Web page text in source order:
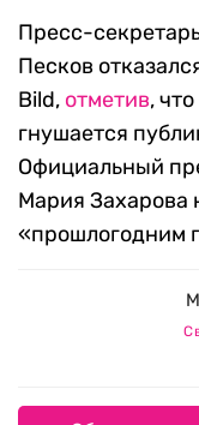
Пресс-
Песков
Bild, отметив,
гнушается
Официальный
Мария Захарова
«прошлогодним